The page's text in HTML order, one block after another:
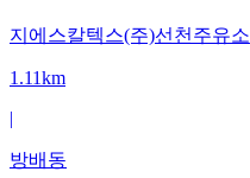
지에스칼텍스(주)선천주유소
1.11km
|
방배동